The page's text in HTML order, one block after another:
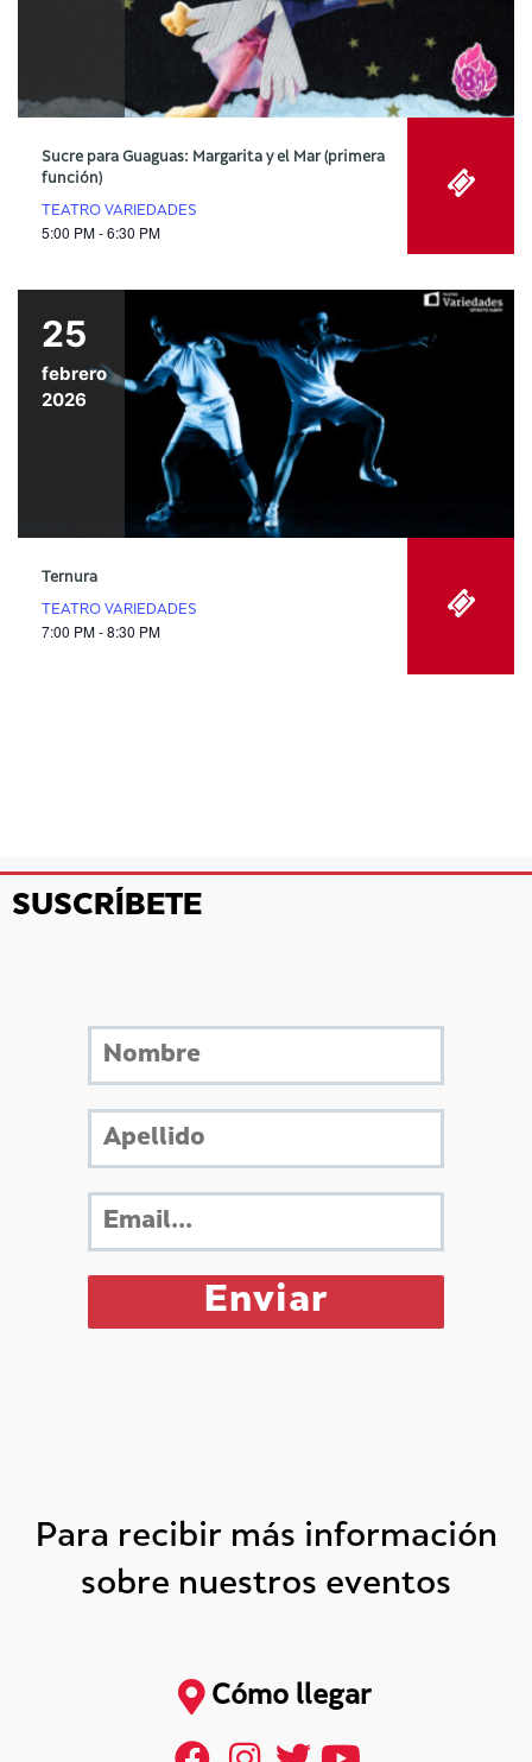
Sucre para Guaguas: Margarita y el Mar (primera
función)
TEATRO VARIEDADES
5:00 PM - 6:30 PM
25
febrero
2026
Ternura
TEATRO VARIEDADES
7:00 PM - 8:30 PM
SUSCRÍBETE
Para recibir más información
sobre nuestros eventos
Cómo llegar